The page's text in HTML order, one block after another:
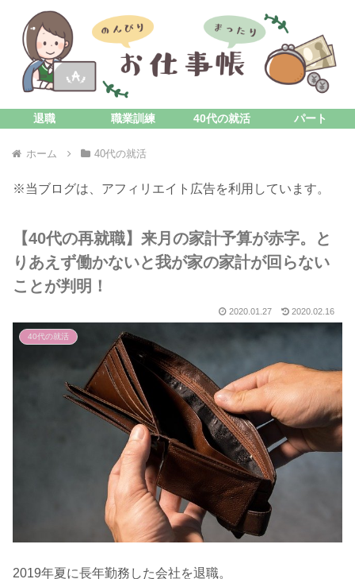
退職 職業訓練 40代の就活 パート
ホーム 40代の就活
※当ブログは、アフィリエイト広告を利用しています。
【40代の再就職】来月の家計予算が赤字。と
りあえず働かないと我が家の家計が回らない
ことが判明！
2020.01.27 2020.02.16
40代の就活
2019年夏に長年勤務した会社を退職。